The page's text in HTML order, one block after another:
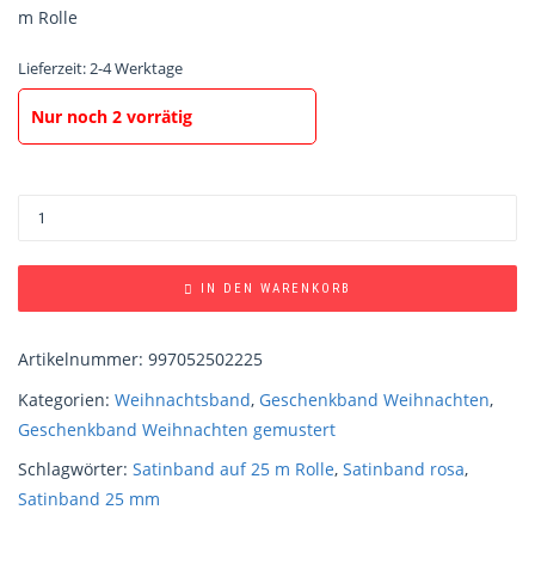
m Rolle
Lieferzeit:2-4 Werktage
Nur noch 2 vorrätig
IN DEN WARENKORB
Artikelnummer: 997052502225
Kategorien: Weihnachtsband, Geschenkband Weihnachten,
Geschenkband Weihnachten gemustert
Schlagwörter: Satinband auf 25 m Rolle, Satinband rosa,
Satinband 25 mm